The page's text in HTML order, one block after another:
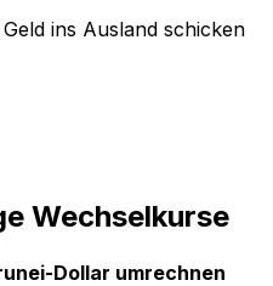
ins Ausland schicken
Wechselkurse
Dollar umrechnen